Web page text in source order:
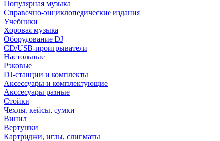
Популярная музыка
Справочно-энциклопедические издания
Учебники
Хоровая музыка
Оборудование DJ
CD/USB-проигрыватели
Настольные
Рэковые
DJ-станции и комплекты
Аксессуары и комплектующие
Акссесуары разные
Стойки
Чехлы, кейсы, сумки
Винил
Вертушки
Картриджи, иглы, слипматы